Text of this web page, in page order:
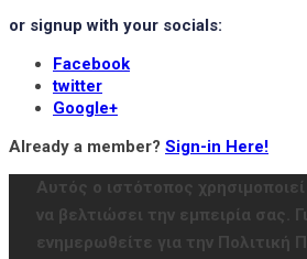
or signup with your socials:
Facebook
twitter
Google+
Already a member? Sign-in Here!
Αυτός ο ιστότοπος
να βελτιώσει την εμπειρία σας.
ενημερωθείτε για την Πολιτική